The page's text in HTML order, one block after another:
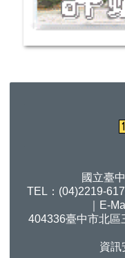
國立臺
TEL：(04)2219-
｜E-
404336臺中市北區
資訊